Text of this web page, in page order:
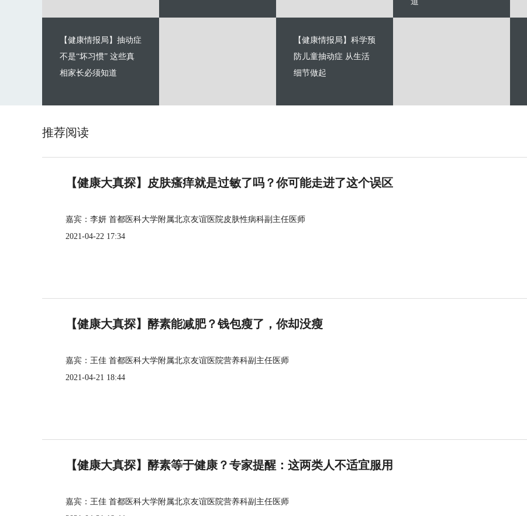
【健康情报局】抽动症
不是“坏习惯” 这些真
相家长必须知道
【健康情报局】科学预
防儿童抽动症 从生活
细节做起
推荐阅读
【健康大真探】皮肤瘙痒就是过敏了吗？你可能走进了这个误区
嘉宾：李妍 首都医科大学附属北京友谊医院皮肤性病科副主任医师
2021-04-22 17:34
【健康大真探】酵素能减肥？钱包瘦了，你却没瘦
嘉宾：王佳 首都医科大学附属北京友谊医院营养科副主任医师
2021-04-21 18:44
【健康大真探】酵素等于健康？专家提醒：这两类人不适宜服用
嘉宾：王佳 首都医科大学附属北京友谊医院营养科副主任医师